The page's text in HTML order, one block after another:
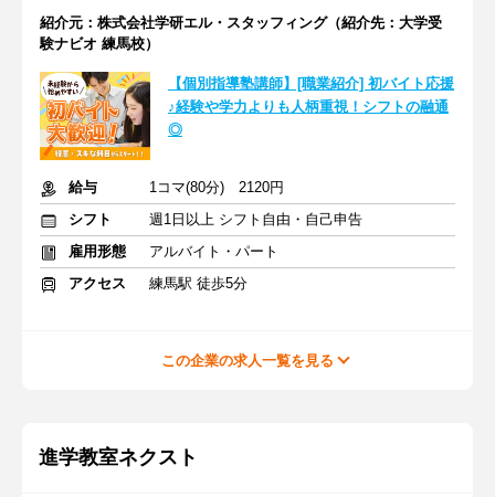
紹介元：株式会社学研エル・スタッフィング（紹介先：大学受
験ナビオ 練馬校）
【個別指導塾講師】[職業紹介] 初バイト応援
♪経験や学力よりも人柄重視！シフトの融通
◎
給与
1コマ(80分) 2120円
シフト
週1日以上 シフト自由・自己申告
雇用形態
アルバイト・パート
アクセス
練馬駅 徒歩5分
この企業の求人一覧を見る
進学教室ネクスト